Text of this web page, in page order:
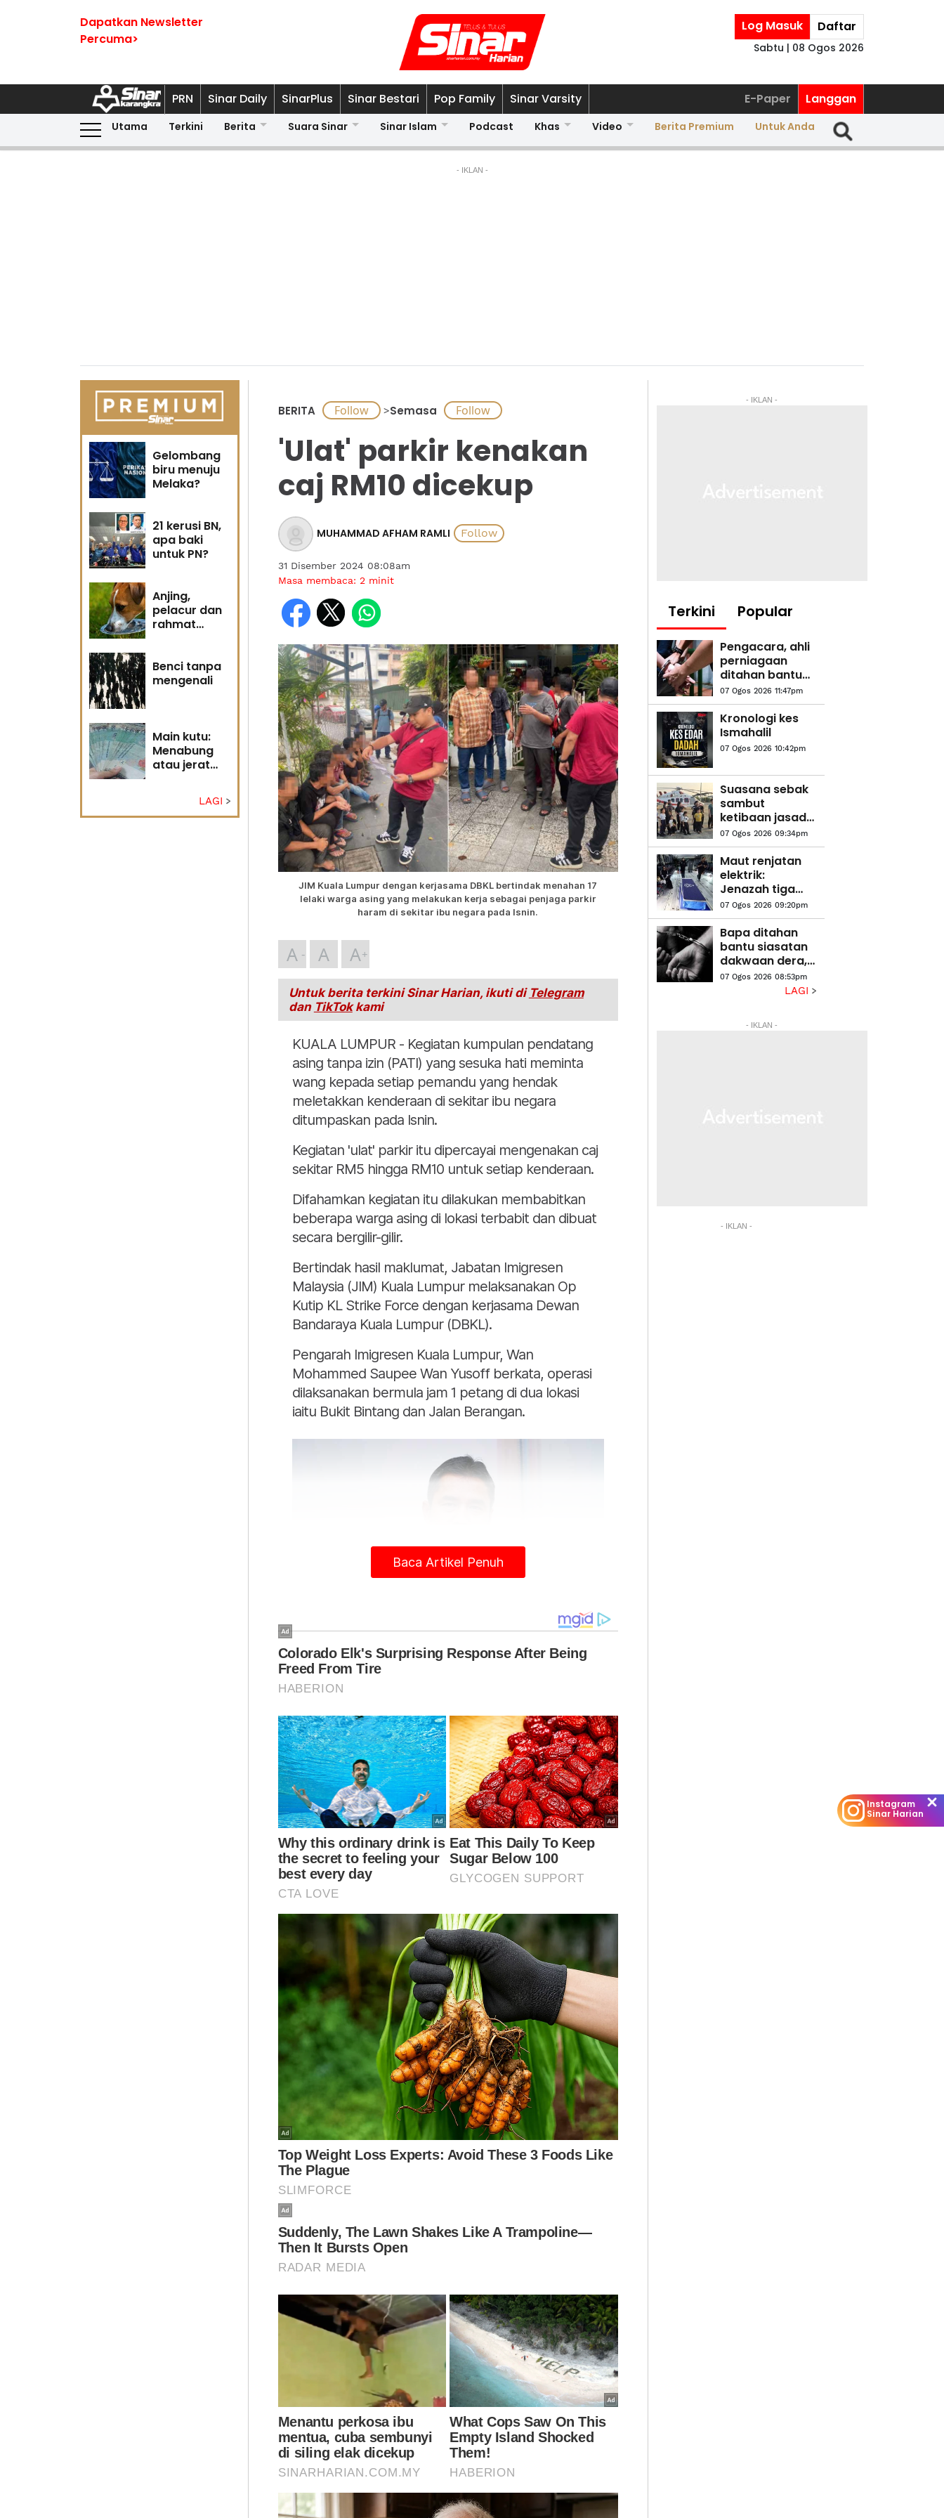
Dapatkan Newsletter
Percuma>
Log Masuk Daftar
Sabtu | 08 Ogos 2026
PRN Sinar Daily SinarPlus Sinar Bestari Pop Family Sinar Varsity E-Paper Langgan
Utama Terkini Berita Suara Sinar Sinar Islam Podcast Khas Video Berita Premium Untuk Anda
- IKLAN -
Gelombang
biru menuju
Melaka?
21 kerusi BN,
apa baki
untuk PN?
Anjing,
pelacur dan
rahmat
Benci tanpa
mengenali
Main kutu:
Menabung
atau jerat
LAGI
BERITA >Semasa
'Ulat' parkir kenakan
caj RM10 dicekup
MUHAMMAD AFHAM RAMLI
31 Disember 2024 08:08am
Masa membaca: 2 minit
JIM Kuala Lumpur dengan kerjasama DBKL bertindak menahan 17
lelaki warga asing yang melakukan kerja sebagai penjaga parkir
haram di sekitar ibu negara pada Isnin.
A A A
Untuk berita terkini Sinar Harian, ikuti di Telegram
dan TikTokkami
KUALA LUMPUR - Kegiatan kumpulan pendatang
asing tanpa izin (PATI) yang sesuka hati meminta
wang kepada setiap pemandu yang hendak
meletakkan kenderaan di sekitar ibu negara
ditumpaskan pada Isnin.
Kegiatan 'ulat' parkir itu dipercayai mengenakan caj
sekitar RM5 hingga RM10 untuk setiap kenderaan.
Difahamkan kegiatan itu dilakukan membabitkan
beberapa warga asing di lokasi terbabit dan dibuat
secara bergilir-gilir.
Bertindak hasil maklumat, Jabatan Imigresen
Malaysia (JIM) Kuala Lumpur melaksanakan Op
Kutip KL Strike Force dengan kerjasama Dewan
Bandaraya Kuala Lumpur (DBKL).
Pengarah Imigresen Kuala Lumpur, Wan
Mohammed Saupee Wan Yusoff berkata, operasi
dilaksanakan bermula jam 1 petang di dua lokasi
iaitu Bukit Bintang dan Jalan Berangan.
Wan Mohammed Saupee
Katanya, operasi ini bertindak menahan 17 lelaki
warga asing berusia lingkungan 20 hingga 30-an.
"Semakan mendapati 15 orang melibatkan warga
Myanmar dan dua lagi warga Bangladesh," katanya
kepada Sinar Harian pada Selasa.
Beliau berkata, kesemua PATI ini bekerja sebagai
penjaga parkir haram.
Artikel Berkaitan:
Fahmi Reza sudah bebas, pulang ke Kuala Lumpur
JPJ terus buru pesalah kenderaan berat di seluruh
negara
Imigresen KLIA tahan kumpulan warga asing elak
pemeriksaan
Tambahnya, siasatan dijalankan untuk mengenal
pasti sama ada kegiatan itu melibatkan sindiket,
berapa gaji diterima mereka dan lain-lain.
Kes disiasat mengikut Seksyen 6(1)(c) Akta
Imigresen dan Peraturan 39(b) Peraturan-
Peraturan Imigresen 1963.
Terdahulu tular di media sosial satu klip video
Baca Artikel Penuh
- IKLAN -
Terkini Popular
Pengacara, ahli
perniagaan
ditahan bantu
siasatan audio
siar sentuh
sensitiviti
agama
07 Ogos 2026 11:47pm
Kronologi kes
Ismahalil
07 Ogos 2026 10:42pm
Suasana sebak
sambut
ketibaan jasad
Koperal Teck
Siong
07 Ogos 2026 09:34pm
Maut renjatan
elektrik:
Jenazah tiga
anggota polis
diterbangkan
pulang ke
kampung
halaman
07 Ogos 2026 09:20pm
Bapa ditahan
bantu siasatan
dakwaan dera,
gangguan
seksual dua
07 Ogos 2026 08:53pm
LAGI
- IKLAN -
- IKLAN -
Instagram
Sinar Harian